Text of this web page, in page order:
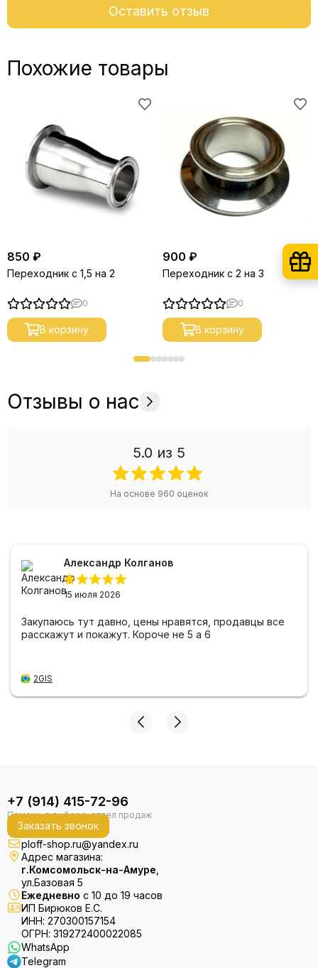
Оставить отзыв
Похожие товары
850 ₽
Переходник с 1,5 на 2
0
В корзину
900 ₽
Переходник с 2 на 3
0
В корзину
Отзывы о нас
5.0 из 5
На основе 960 оценок
Александр Колганов
15 июля 2026
Закупаюсь тут давно, цены нравятся, продавцы все
расскажут и покажут. Короче не 5 а 6
2GIS
+7 (914) 415-72-96
Заказать звонок
ploff-shop.ru@yandex.ru
Адрес магазина:
г.Комсомольск-на-Амуре
ул.Базовая 5
Ежедневно с 10 до 19 часов
ИП Бирюков Е.С.
ИНН: 270300157154
ОГРН: 319272400022085
WhatsApp
Telegram